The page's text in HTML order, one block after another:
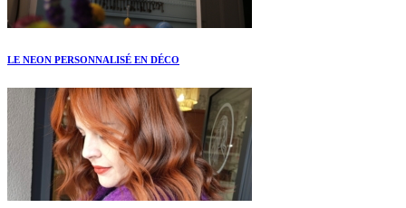
LE NEON PERSONNALISÉ EN DÉCO